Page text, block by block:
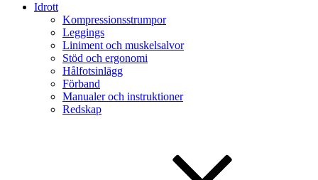
Idrott
Kompressionsstrumpor
Leggings
Liniment och muskelsalvor
Stöd och ergonomi
Hålfotsinlägg
Förband
Manualer och instruktioner
Redskap